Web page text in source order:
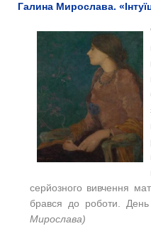
Галина Мирослава.
серйозного вивчення
брався до роботи.
Мирослава)